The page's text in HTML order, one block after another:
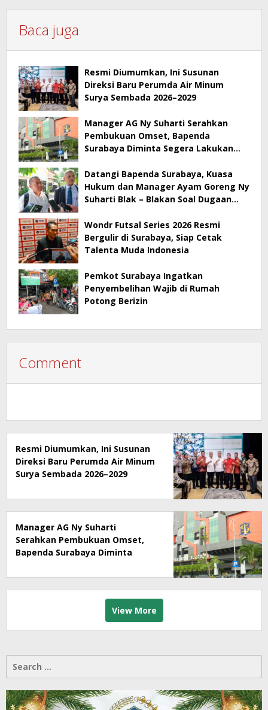
Baca juga
Resmi Diumumkan, Ini Susunan
Direksi Baru Perumda Air Minum
Surya Sembada 2026–2029
Manager AG Ny Suharti Serahkan
Pembukuan Omset, Bapenda
Surabaya Diminta Segera Lakukan
Datangi Bapenda Surabaya, Kuasa
Hukum dan Manager Ayam Goreng Ny
Suharti Blak – Blakan Soal Dugaan
Wondr Futsal Series 2026 Resmi
Bergulir di Surabaya, Siap Cetak
Talenta Muda Indonesia
Pemkot Surabaya Ingatkan
Penyembelihan Wajib di Rumah
Potong Berizin
Comment
Resmi Diumumkan, Ini Susunan
Direksi Baru Perumda Air Minum
Surya Sembada 2026–2029
Manager AG Ny Suharti
Serahkan Pembukuan Omset,
Bapenda Surabaya Diminta
View More
Search